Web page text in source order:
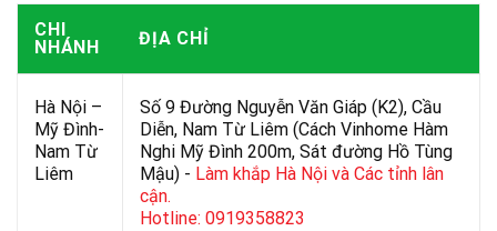
CHI
NHÁNH
ĐỊA CHỈ
Hà Nội –
Mỹ Đình-
Nam Từ
Liêm
Số 9 Đường Nguyễn Văn Giáp (K2), Cầu
Diễn, Nam Từ Liêm (Cách Vinhome Hàm
Nghi Mỹ Đình 200m, Sát đường Hồ Tùng
Mậu) - Làm khắp Hà Nội và Các tỉnh lân
cận.
Hotline: 0919358823